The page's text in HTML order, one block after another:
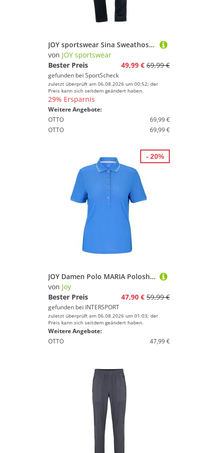
Geschlecht
JOY sportswear Sina Sweathose Damen
von JOY sportswear
Bester Preis
49,99 € 69,99 €
gefunden bei SportScheck
zuletzt überprüft am 06.08.2026 um 00:52; der
Preis kann sich seitdem geändert haben.
29% Ersparnis
Weitere Angebote:
OTTO
69,99 €
OTTO
69,99 €
JOY Damen Polo MARIA Poloshirt
von Joy
Bester Preis
47,90 € 59,99 €
gefunden bei INTERSPORT
zuletzt überprüft am 06.08.2026 um 01:03; der
Preis kann sich seitdem geändert haben.
Weitere Angebote:
OTTO
47,99 €
- 20%